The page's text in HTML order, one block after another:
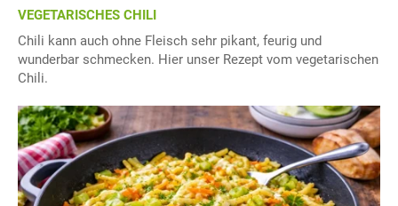
VEGETARISCHES CHILI
Chili kann auch ohne Fleisch sehr pikant, feurig und
wunderbar schmecken. Hier unser Rezept vom vegetarischen
Chili.